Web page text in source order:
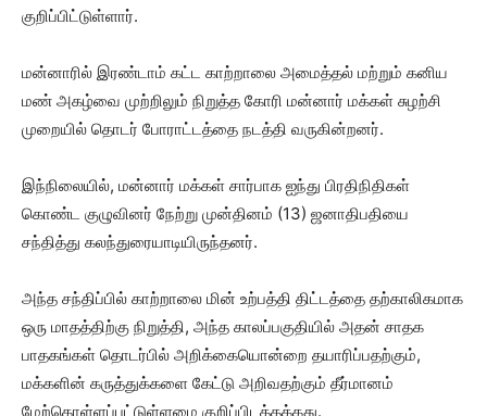
குறிப்பிட்டுள்ளார்.
மன்னாரில் இரண்டாம் கட்ட காற்றாலை அமைத்தல் மற்றும் கனிய
மண் அகழ்வை முற்றிலும் நிறுத்த கோரி மன்னார் மக்கள் சுழற்சி
முறையில் தொடர் போராட்டத்தை நடத்தி வருகின்றனர்.
இந்நிலையில், மன்னார் மக்கள் சார்பாக ஐந்து பிரதிநிதிகள்
கொண்ட குழுவினர் நேற்று முன்தினம் (13) ஜனாதிபதியை
சந்தித்து கலந்துரையாடியிருந்தனர்.
அந்த சந்திப்பில் காற்றாலை மின் உற்பத்தி திட்டத்தை தற்காலிகமாக
ஒரு மாதத்திற்கு நிறுத்தி, அந்த காலப்பகுதியில் அதன் சாதக
பாதகங்கள் தொடர்பில் அறிக்கையொன்றை தயாரிப்பதற்கும்,
மக்களின் கருத்துக்களை கேட்டு அறிவதற்கும் தீர்மானம்
மேற்கொள்ளப்பட்டுள்ளமை குறிப்பிடத்தக்கது.